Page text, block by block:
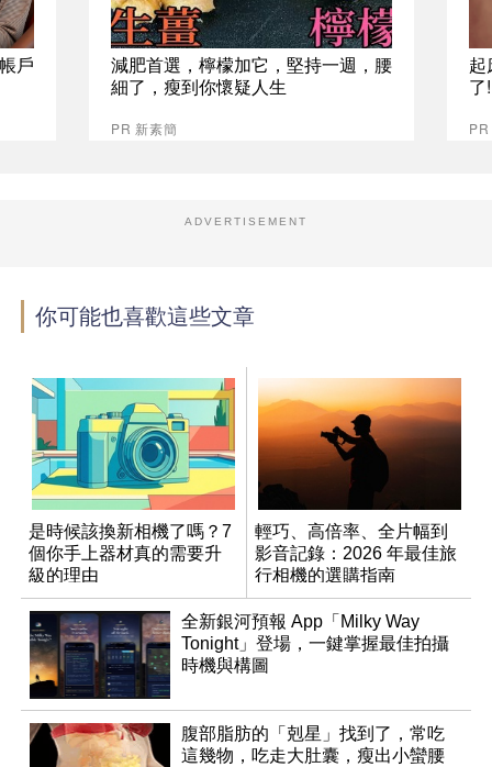
戶
減肥首選，檸檬加它，堅持一週，腰
細了，瘦到你懷疑人生
PR 新素簡
起
了
ADVERTISEMENT
你可能也喜歡這些文章
是時候該換新相機了嗎？7
個你手上器材真的需要升
級的理由
輕巧、高倍率、全片幅到
影音記錄：2026 年最佳旅
行相機的選購指南
全新銀河預報 App「Milky Way
Tonight」登場，一鍵掌握最佳拍攝
時機與構圖
腹部脂肪的「剋星」找到了，常吃
這幾物，吃走大肚囊，瘦出小蠻腰